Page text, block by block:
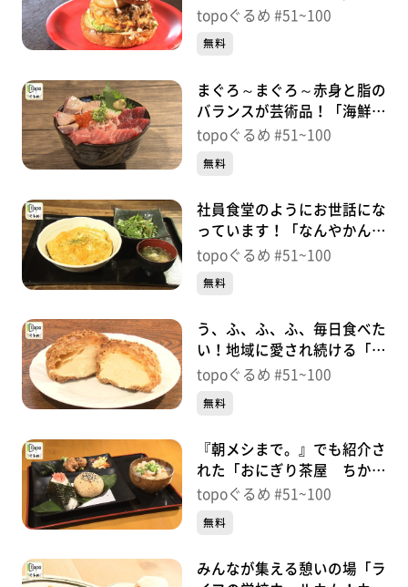
Junction」（松島町高城
topoぐるめ #51~100
無料
まぐろ～まぐろ～赤身と脂の
バランスが芸術品！「海鮮処
魚将」（七ヶ浜町遠山）＃
topoぐるめ #51~100
無料
社員食堂のようにお世話にな
っています！「なんやかん
や」（太白区あすと長町）＃
topoぐるめ #51~100
無料
う、ふ、ふ、ふ、毎日食べた
い！地域に愛され続ける「ロ
ーザス」（若林区南小泉）＃
topoぐるめ #51~100
無料
『朝メシまで。』でも紹介さ
れた「おにぎり茶屋 ちかち
ゃん」（若林区蒲町）＃
topoぐるめ #51~100
無料
みんなが集える憩いの場「ラ